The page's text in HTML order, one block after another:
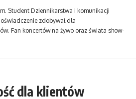
Student Dziennikarstwa i komunikacji
zdobywał dla
Fan koncertów na żywo oraz świata show-
dla klientów